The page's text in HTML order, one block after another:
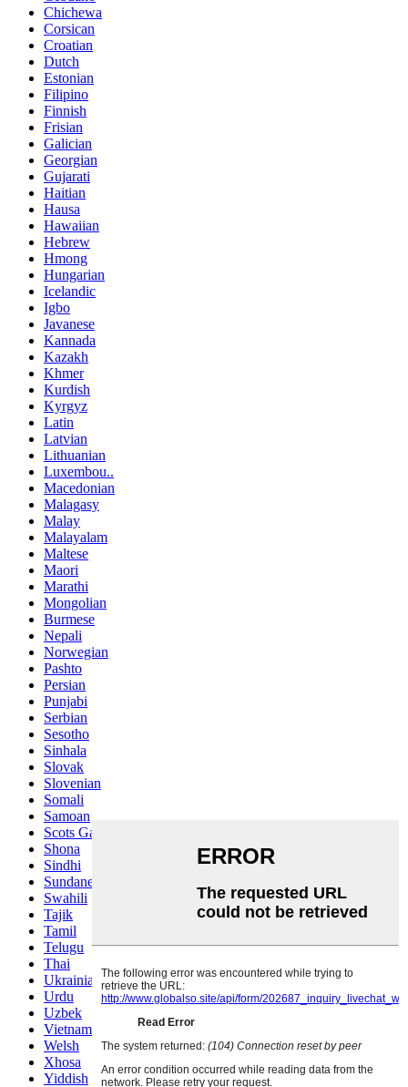
Chichewa
Corsican
Croatian
Dutch
Estonian
Filipino
Finnish
Frisian
Galician
Georgian
Gujarati
Haitian
Hausa
Hawaiian
Hebrew
Hmong
Hungarian
Icelandic
Igbo
Javanese
Kannada
Kazakh
Khmer
Kurdish
Kyrgyz
Latin
Latvian
Lithuanian
Luxembou..
Macedonian
Malagasy
Malay
Malayalam
Maltese
Maori
Marathi
Mongolian
Burmese
Nepali
Norwegian
Pashto
Persian
Punjabi
Serbian
Sesotho
Sinhala
Slovak
Slovenian
Somali
Samoan
Scots Gaelic
Shona
Sindhi
Sundanese
Swahili
Tajik
Tamil
Telugu
Thai
Ukrainian
Urdu
Uzbek
Vietnamese
Welsh
Xhosa
Yiddish